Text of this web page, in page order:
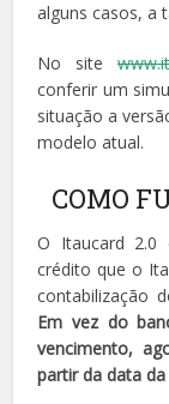
alguns casos, a
No site
conferir um
situação a
modelo atual.
COMO
O Itaucard 2.0
crédito que o
contabilização
Em vez do
vencimento,
partir da data